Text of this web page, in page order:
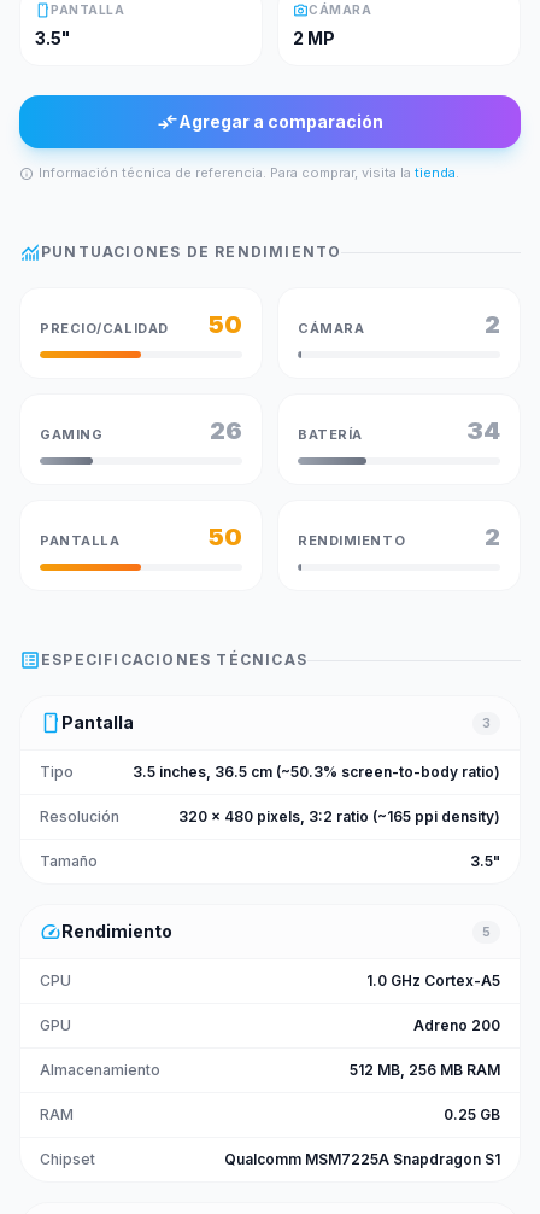
smartphonePANTALLA
3.5"
photo_cameraCÁMARA
2 MP
compare_arrowsAgregar a comparación
info Información técnica de referencia. Para comprar, visita la tienda.
monitoring PUNTUACIONES DE RENDIMIENTO
PRECIO/CALIDAD 50 CÁMARA 2
GAMING 26 BATERÍA 34
PANTALLA 50 RENDIMIENTO 2
list_alt ESPECIFICACIONES TÉCNICAS
smartphone Pantalla 3
Tipo 3.5 inches, 36.5 cm (~50.3% screen-to-body ratio)
Resolución 320 x 480 pixels, 3:2 ratio (~165 ppi density)
Tamaño 3.5"
speedRendimiento 5
CPU 1.0 GHz Cortex-A5
GPU Adreno 200
Almacenamiento 512 MB, 256 MB RAM
RAM 0.25 GB
Chipset Qualcomm MSM7225A Snapdragon S1